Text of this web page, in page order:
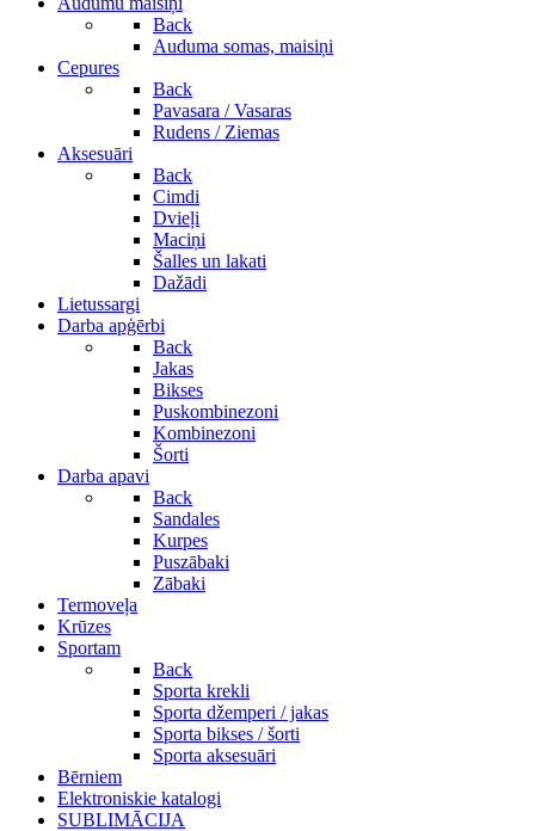
Back
Auduma somas, maisiņi
Cepures
Back
Pavasara / Vasaras
Rudens / Ziemas
Aksesuāri
Back
Cimdi
Dvieļi
Maciņi
Šalles un lakati
Dažādi
Lietussargi
Darba apģērbi
Back
Jakas
Bikses
Puskombinezoni
Kombinezoni
Šorti
Darba apavi
Back
Sandales
Kurpes
Puszābaki
Zābaki
Termoveļa
Krūzes
Sportam
Back
Sporta krekli
Sporta džemperi / jakas
Sporta bikses / šorti
Sporta aksesuāri
Bērniem
Elektroniskie katalogi
SUBLIMĀCIJA